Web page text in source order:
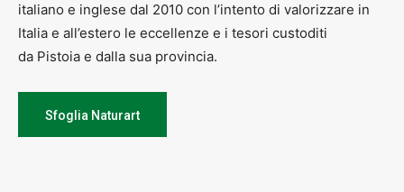
italiano e inglese dal 2010 con l’intento di valorizzare in
Italia e all’estero le eccellenze e i tesori custoditi
da Pistoia e dalla sua provincia.
Sfoglia Naturart